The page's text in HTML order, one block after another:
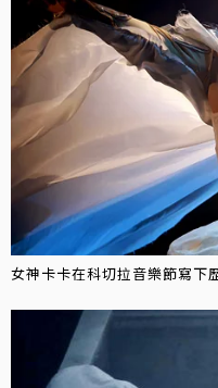
女神卡卡在科切拉音樂節寫